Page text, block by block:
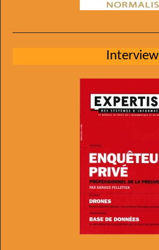
Interview